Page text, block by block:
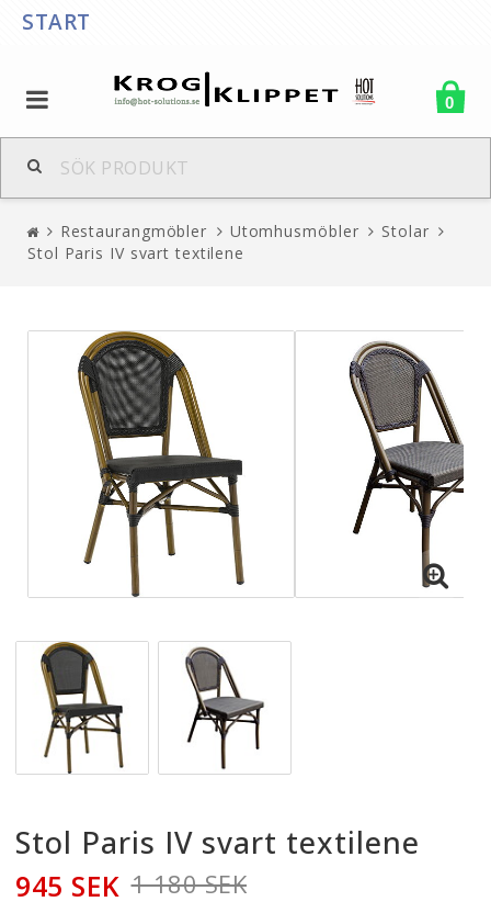
START
0
Restaurangmöbler Utomhusmöbler
Stolar
Stol Paris IV svart textilene
Stol Paris IV svart textilene
1 180 SEK
945 SEK